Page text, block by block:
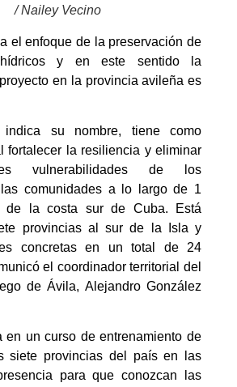
/ Nailey Vecino
el enfoque de la preservación de
y en este sentido la
en la provincia avileña es
su nombre, tiene como
fortalecer la resiliencia y eliminar
vulnerabilidades de los
comunidades a lo largo de 1
de la costa sur de Cuba. Está
provincias al sur de la Isla y
concretas en un total de 24
el coordinador territorial del
de Ávila, Alejandro González
en un curso de entrenamiento de
siete provincias del país en las
para que conozcan las